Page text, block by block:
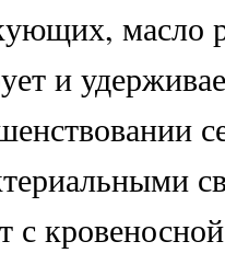
масло
и
с